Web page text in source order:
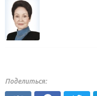
Поделиться: